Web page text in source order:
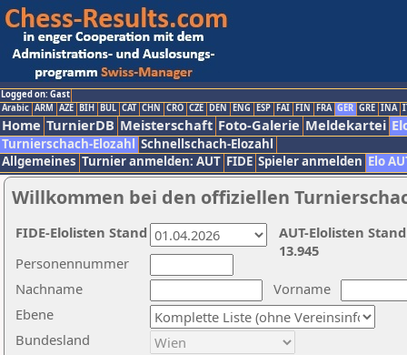
Logged on: Gast
Arabic ARM AZE BIH BUL CAT CHN CRO CZE DEN ENG ESP FAI FIN FRA GER GRE INA
Home TurnierDB Meisterschaft Foto-Galerie Meldekartei
Turnierschach-Elozahl Schnellschach-Elozahl
Allgemeines Turnier anmelden: AUT FIDE Spieler anmelden Elo
Willkommen bei den offiziellen
Nachname
Vorname
Ebene
Personennummer
Bundesland
AUT-Elolisten
13.945
FIDE-Elolisten Stand